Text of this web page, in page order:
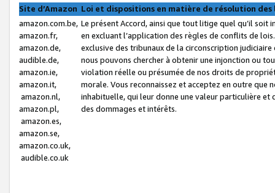
Site d’Amazon Loi et dispositions en matière de résolution
amazon.com.be,
amazon.fr,
amazon.de,
audible.de,
amazon.ie,
amazon.it,
amazon.nl,
amazon.pl,
amazon.es,
amazon.se,
amazon.co.uk,
audible.co.uk
Le présent Accord, ainsi que tout litige quel qu’il soit
en excluant l’application des règles de conflits de
exclusive des tribunaux de la circonscription
nous pouvons chercher à obtenir une injonction ou
violation réelle ou présumée de nos droits de
morale. Vous reconnaissez et acceptez en outre que
inhabituelle, qui leur donne une valeur particulière
des dommages et intérêts.